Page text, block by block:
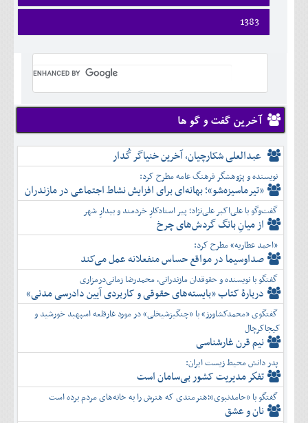
اسفند
دی
بهمن
آبان
آذر
دی
بهمن
شهريور
مهر
آبان
آذر
تير
مرداد
شهريور
مهر
دی
بهمن
اسفند
ارديبهشت
خرداد
تير
مرداد
آبان
آذر
دی
بهمن
اسفند
فروردين
ارديبهشت
خرداد
شهريور
مهر
آبان
آذر
دی
بهمن
اسفند
1383
فروردين
تير
مرداد
شهريور
مهر
آبان
آذر
دی
بهمن
اسفند
آخرین گفت و گو ها
عبدالعلی شکارچیان، آخرین خنیاگر گُدار
نویسنده و پژوهشگر فرهنگ عامه مطرح کرد:
«تیرماسیزه‌شو»؛ بهانه‌ای برای افزایش نشاط اجتماعی در مازندران
گفت‌وگو با علی‌اکبر علی‌نژاد؛ پیر استادکارِ خردمند و بیدارِ شهر
از میانِ بانگ گردش‌های چرخ
«احمد عطاریه» مطرح کرد:
صداوسیما در مواقع حساس منفعلانه عمل می‌کند
گفتگو با نویسنده و حقوقدان مازندرانی، محمدرضا زمانی‌درمزاری
دربارۀ کتاب ”بایسته‌های حقوقی و کاربردی آیین دادرسی مدنی»
گفتگوی «محمدکشاورز» با «چنگیزشیخلی» در مورد غارقلعه اسپهبد خورشید و
کیجاکرچال
نیم قرن غارشناسی
پدر دانش محیط زیست ایران:
تفكر مديريت کشور بی‌سامان است
گفتگو با «حامدنبوی»؛هنرمندی که هنرش را به خانه‌های مردم برده است
نان و عشق